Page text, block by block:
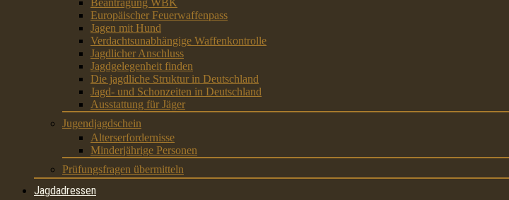
Beantragung WBK
Europäischer Feuerwaffenpass
Jagen mit Hund
Verdachtsunabhängige Waffenkontrolle
Jagdlicher Anschluss
Jagdgelegenheit finden
Die jagdliche Struktur in Deutschland
Jagd- und Schonzeiten in Deutschland
Ausstattung für Jäger
Jugendjagdschein
Alterserfordernisse
Minderjährige Personen
Prüfungsfragen übermitteln
Jagdadressen